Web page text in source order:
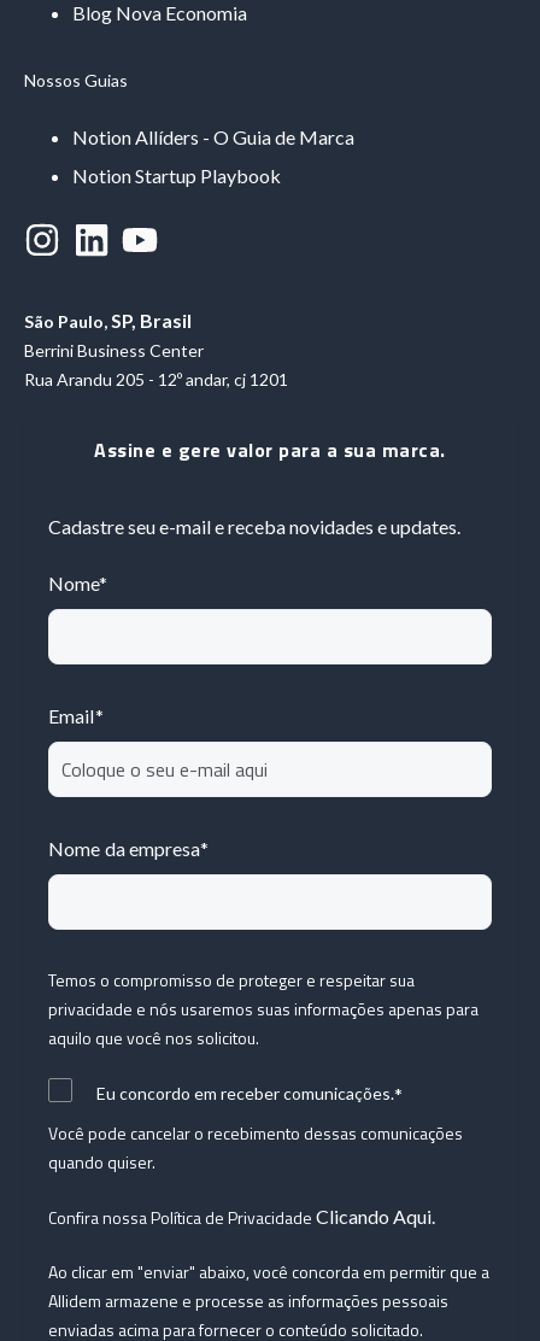
Blog Nova Economia
Nossos Guias
Notion Allíders - O Guia de Marca
Notion Startup Playbook
São Paulo,SP, Brasil
Berrini Business Center
Rua Arandu 205 - 12º andar, cj 1201
Assine e gere valor para a sua marca.
Cadastre seu e-mail e receba novidades e updates.
Nome*
Email*
Nome da empresa*
Temos o compromisso de proteger e respeitar sua
privacidade e nós usaremos suas informações apenas para
aquilo que você nos solicitou.
Eu concordo em receber comunicações.*
Você pode cancelar o recebimento dessas comunicações
quando quiser.
Confira nossa Política de Privacidade Clicando Aqui.
Ao clicar em "enviar" abaixo, você concorda em permitir que a
Allidem armazene e processe as informações pessoais
enviadas acima para fornecer o conteúdo solicitado.